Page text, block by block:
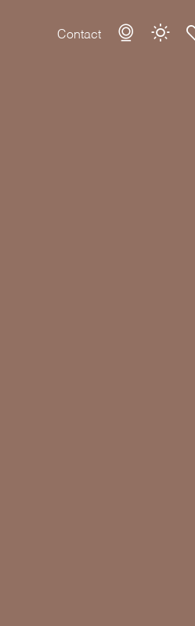
Contact